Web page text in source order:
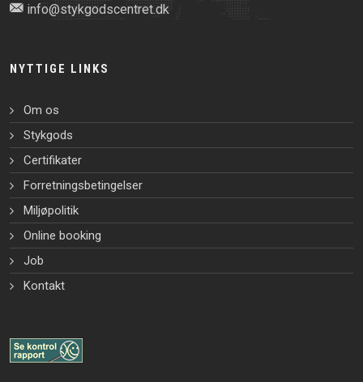
info@stykgodscentret.dk
NYTTIGE LINKS
Om os
Stykgods
Certifikater
Forretningsbetingelser
Miljøpolitik
Online booking
Job
Kontakt